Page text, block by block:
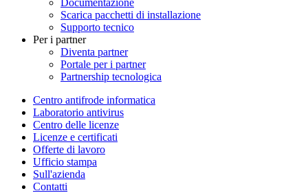
Documentazione
Scarica pacchetti di installazione
Supporto tecnico
Per i partner
Diventa partner
Portale per i partner
Partnership tecnologica
Centro antifrode informatica
Laboratorio antivirus
Centro delle licenze
Licenze e certificati
Offerte di lavoro
Ufficio stampa
Sull'azienda
Contatti